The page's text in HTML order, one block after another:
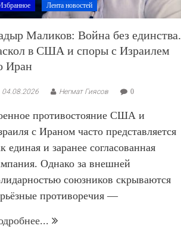
Лента новостей
Маликов: Война без единства.
в США и споры с Израилем
Иран
04.08.2026 Негмат Гиясов 0
противостояние США и
с Ираном часто представляется
единая и заранее согласованная
Однако за внешней
союзников скрываются
противоречия —